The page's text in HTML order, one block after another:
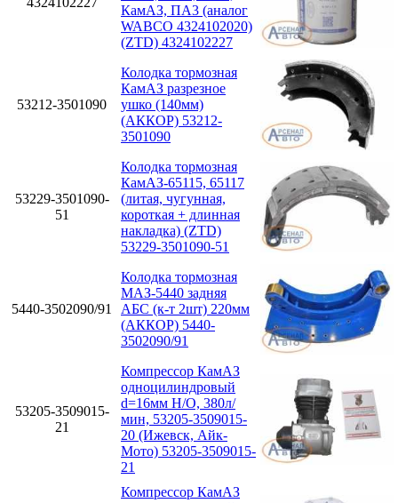
КамАЗ, ПА3 (аналог
WABCO 4324102020)
(ZTD) 4324102227
53212-3501090
Колодка тормозная
КамАЗ разрезное
ушко (140мм)
(АККОР) 53212-
3501090
53229-3501090-
51
Колодка тормозная
КамАЗ-65115, 65117
(литая, чугунная,
короткая + длинная
накладка) (ZTD)
53229-3501090-51
5440-3502090/91
Колодка тормозная
МАЗ-5440 задняя
АБС (к-т 2шт) 220мм
(АККОР) 5440-
3502090/91
53205-3509015-
21
Компрессор КамАЗ
одноцилиндровый
d=16мм Н/О, 380л/
мин, 53205-3509015-
20 (Ижевск, Айк-
Мото) 53205-3509015-
21
Компрессор КамАЗ